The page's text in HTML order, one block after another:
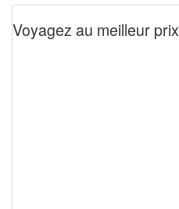
Voyagez au meilleur prix